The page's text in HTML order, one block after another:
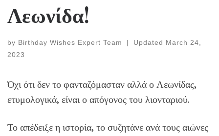
Λεωνίδα!
by Birthday Wishes Expert Team | Updated March 24,
2023
Όχι ότι δεν το φανταζόμασταν αλλά ο Λεωνίδας,
ετυμολογικά, είναι ο απόγονος του λιονταριού.
Το απέδειξε η ιστορία, το συζητάνε ανά τους αιώνες